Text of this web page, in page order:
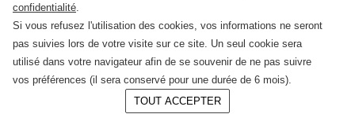
confidentialité
Si vous refusez l'utilisation des cookies, vos informations ne seront
pas suivies lors de votre visite sur ce site. Un seul cookie sera
utilisé dans votre navigateur afin de se souvenir de ne pas suivre
vos préférences (il sera conservé pour une durée de 6 mois).
TOUT ACCEPTER